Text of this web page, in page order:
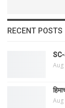
RECENT POSTS
SC-
Aug
Aug